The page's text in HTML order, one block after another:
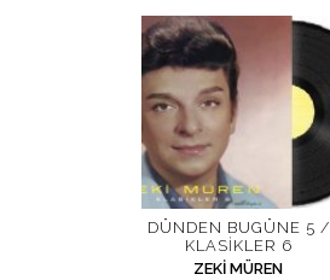
DÜNDEN BUGÜNE 5 /
KLASIKLER 6
ZEKI MÜREN